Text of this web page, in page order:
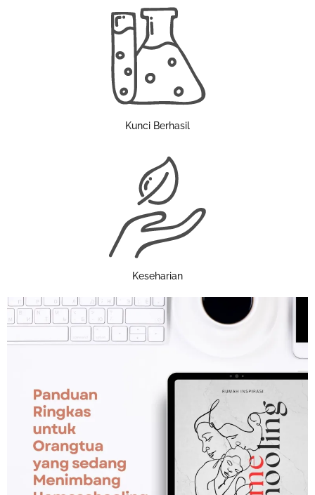
Kunci Berhasil
Keseharian